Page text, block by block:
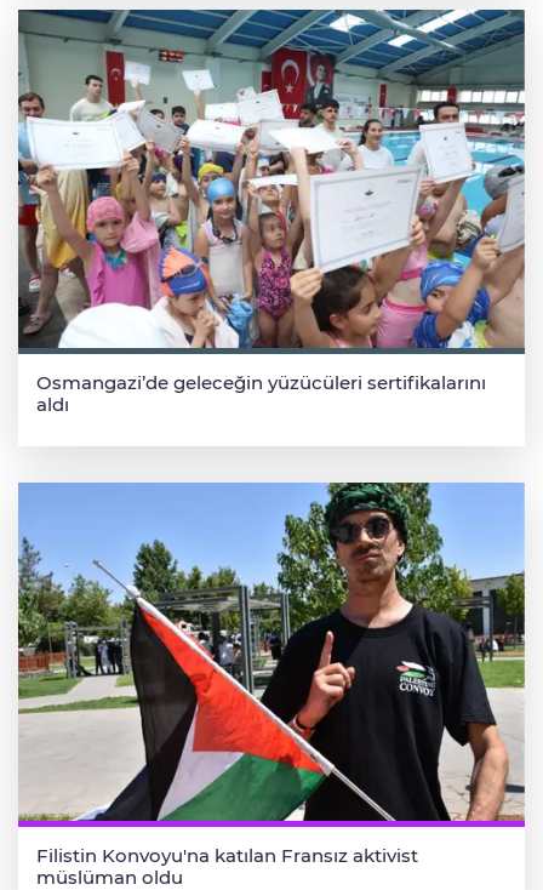
Osmangazi’de geleceğin yüzücüleri sertifikalarını
aldı
Filistin Konvoyu'na katılan Fransız aktivist
müslüman oldu